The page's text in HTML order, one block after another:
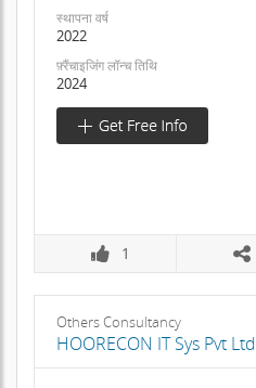
स्थापना वर्ष
2022
फ़्रैंचाइजिंग लॉन्च तिथि
2024
1
Others Consultancy
HOORECON IT Sys Pvt Ltd